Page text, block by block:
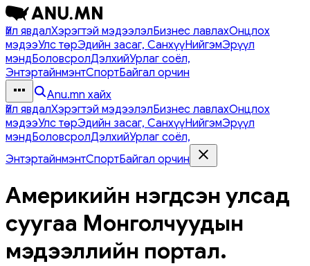
Үйл явдалХэрэгтэй мэдээлэлБизнес лавлахОнцлох
мэдээУлс төрЭдийн засаг, СанхүүНийгэмЭрүүл
мэндБоловсролДэлхийУрлаг соёл,
ЭнтэртайнмэнтСпортБайгал орчин
Anu.mn хайх
Үйл явдалХэрэгтэй мэдээлэлБизнес лавлахОнцлох
мэдээУлс төрЭдийн засаг, СанхүүНийгэмЭрүүл
мэндБоловсролДэлхийУрлаг соёл,
ЭнтэртайнмэнтСпортБайгал орчин
Америкийн нэгдсэн улсад
суугаа Монголчуудын
мэдээллийн портал.